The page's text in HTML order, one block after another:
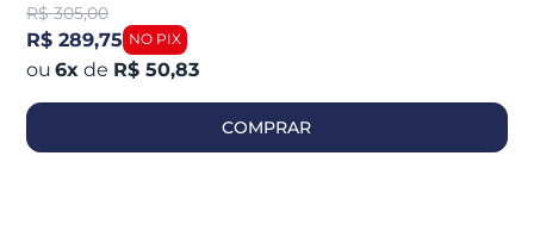
R$ 305,00
R$ 289,75
6x de R$ 50,83
COMPRAR